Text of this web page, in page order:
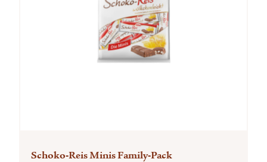
Schoko-Reis Minis Family-Pack